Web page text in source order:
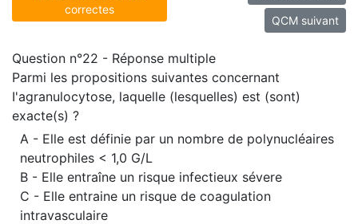
correctes
QCM suivant
Question n°22 - Réponse multiple
Parmi les propositions suivantes concernant
I'agranulocytose, laquelle (lesquelles) est (sont)
exacte(s) ?
A - Elle est définie par un nombre de polynucléaires
neutrophiles < 1,0 G/L
B - Elle entraîne un risque infectieux sévere
C - Elle entraine un risque de coagulation
intravasculaire